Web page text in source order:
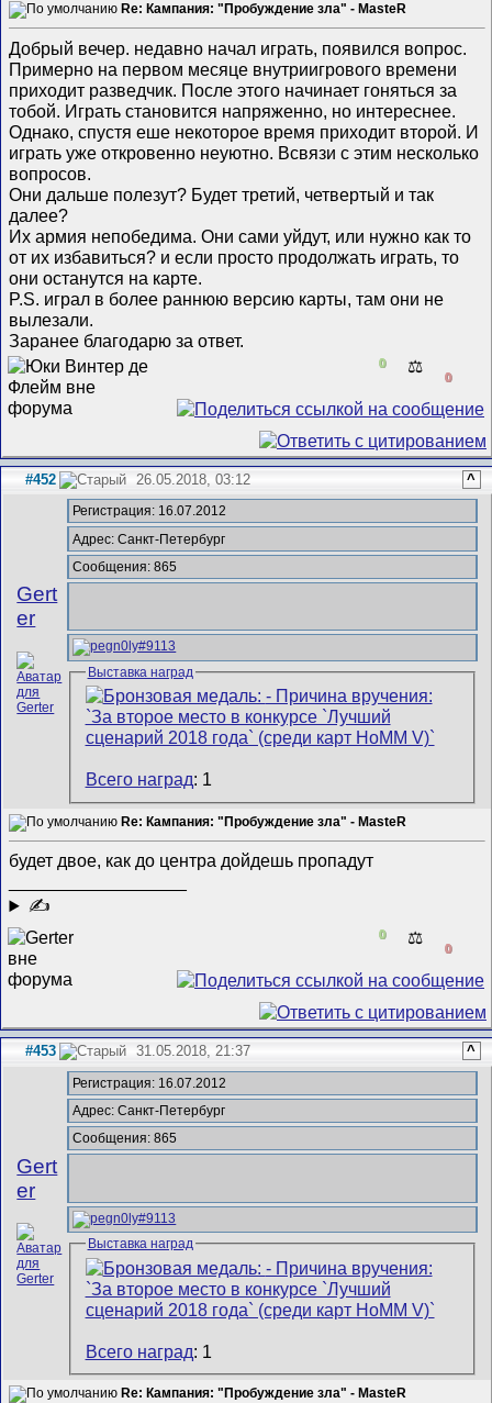
Re: Кампания: "Пробуждение зла" - MasteR
Добрый вечер. недавно начал играть, появился вопрос.
Примерно на первом месяце внутриигрового времени
приходит разведчик. После этого начинает гоняться за
тобой. Играть становится напряженно, но интереснее.
Однако, спустя еше некоторое время приходит второй. И
играть уже откровенно неуютно. Всвязи с этим несколько
вопросов.
Они дальше полезут? Будет третий, четвертый и так
далее?
Их армия непобедима. Они сами уйдут, или нужно как то
от их избавиться? и если просто продолжать играть, то
они останутся на карте.
P.S. играл в более раннюю версию карты, там они не
вылезали.
Заранее благодарю за ответ.
0 ⚖️
0
#452 26.05.2018, 03:12 ^
Gert
er
Регистрация: 16.07.2012
Адрес: Санкт-Петербург
Сообщения: 865
Выставка наград
Всего наград: 1
Re: Кампания: "Пробуждение зла" - MasteR
будет двое, как до центра дойдешь пропадут
✍
0 ⚖️
0
#453 31.05.2018, 21:37 ^
Gert
er
Регистрация: 16.07.2012
Адрес: Санкт-Петербург
Сообщения: 865
Выставка наград
Всего наград: 1
Re: Кампания: "Пробуждение зла" - MasteR